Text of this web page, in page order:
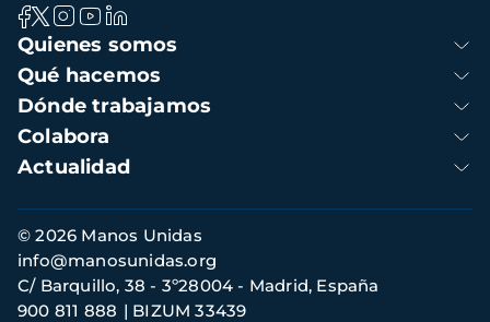
Navegación
principal
Quienes somos
Qué hacemos
Dónde trabajamos
Colabora
Actualidad
Información
de
contacto
© 2026 Manos Unidas
C/ Barquillo, 38 - 3º28004 - Madrid, España
900 811 888
BIZUM 33439
info@manosunidas.org